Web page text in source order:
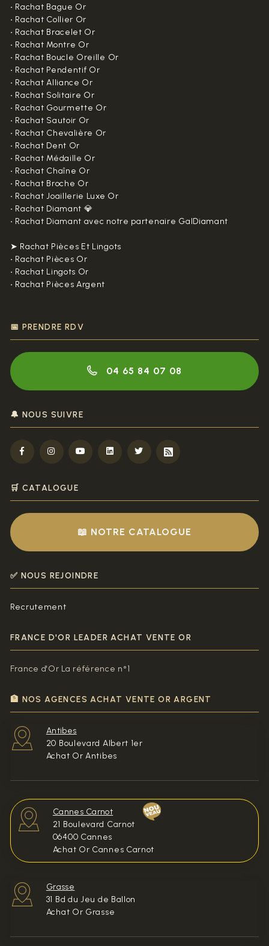
• Rachat Bague Or
• Rachat Collier Or
• Rachat Bracelet Or
• Rachat Montre Or
• Rachat Boucle Oreille Or
• Rachat Pendentif Or
• Rachat Alliance Or
• Rachat Solitaire Or
• Rachat Gourmette Or
• Rachat Sautoir Or
• Rachat Chevalière Or
• Rachat Dent Or
• Rachat Médaille Or
• Rachat Chaîne Or
• Rachat Broche Or
• Rachat Joaillerie Luxe Or
• Rachat Diamant 💎
• Rachat Diamant avec notre partenaire GalDiamant
➤ Rachat Pièces Et Lingots
• Rachat Pièces Or
• Rachat Lingots Or
• Rachat Pièces Argent
🏦 NOS AGENCES ACHAT VENTE OR ARGENT
Antibes
20 Boulevard Albert 1er
Achat Or Antibes
Cannes Carnot
21 Boulevard Carnot
06400 Cannes
Achat Or Cannes Carnot
Grasse
31 Bd du Jeu de Ballon
Achat Or Grasse
📅 PRENDRE RDV
04 65 84 07 08
🔔 NOUS SUIVRE
🛒 CATALOGUE
📖 NOTRE CATALOGUE
✅ NOUS REJOINDRE
Recrutement
FRANCE D'OR LEADER ACHAT VENTE OR
France d'Or La référence n°1